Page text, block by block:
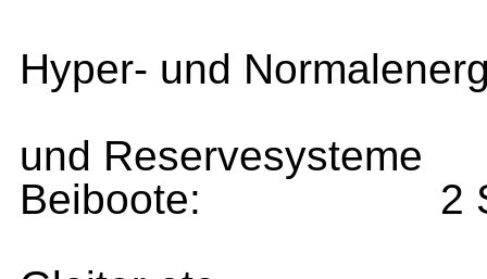
Hyper- und
und Reservesysteme
Beiboote:
2